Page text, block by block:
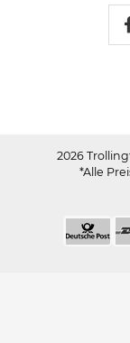
2026
*Alle